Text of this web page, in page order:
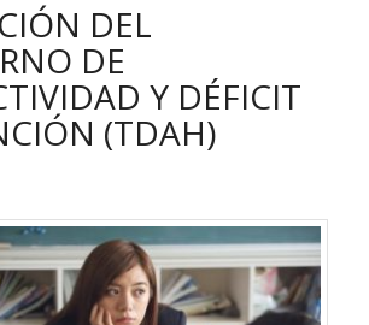
DEL
DE
Y DÉFICIT
(TDAH)